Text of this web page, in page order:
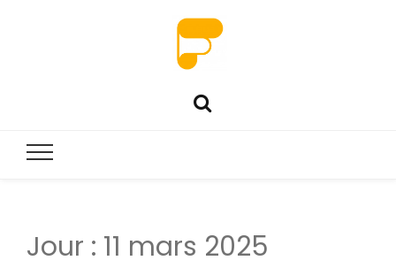
Jour : 11 mars 2025